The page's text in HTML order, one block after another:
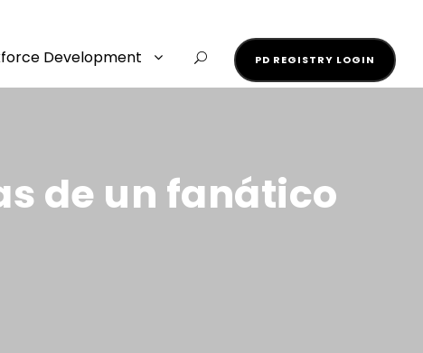
Development PD REGISTRY LOGIN
de un fanático